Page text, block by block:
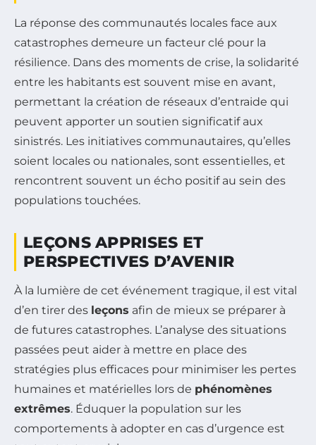
La réponse des communautés locales face aux
catastrophes demeure un facteur clé pour la
résilience. Dans des moments de crise, la solidarité
entre les habitants est souvent mise en avant,
permettant la création de réseaux d’entraide qui
peuvent apporter un soutien significatif aux
sinistrés. Les initiatives communautaires, qu’elles
soient locales ou nationales, sont essentielles, et
rencontrent souvent un écho positif au sein des
populations touchées.
LEÇONS APPRISES ET
PERSPECTIVES D’AVENIR
À la lumière de cet événement tragique, il est vital
d’en tirer des leçons afin de mieux se préparer à
de futures catastrophes. L’analyse des situations
passées peut aider à mettre en place des
stratégies plus efficaces pour minimiser les pertes
humaines et matérielles lors de phénomènes
extrêmes. Éduquer la population sur les
comportements à adopter en cas d’urgence est